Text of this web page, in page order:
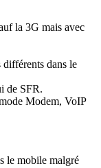
la 3G mais avec
dans le
de SFR.
Modem, VoIP
le mobile malgré